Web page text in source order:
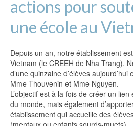
actions pour
une école au
Depuis un an, notre établissement
Vietnam (le CREEH de Nha Trang).
d’une quinzaine d’élèves
Mme Thouvenin et Mme Nguyen.
L’objectif est à la fois de créer un
du monde, mais également
établissement qui accueille des